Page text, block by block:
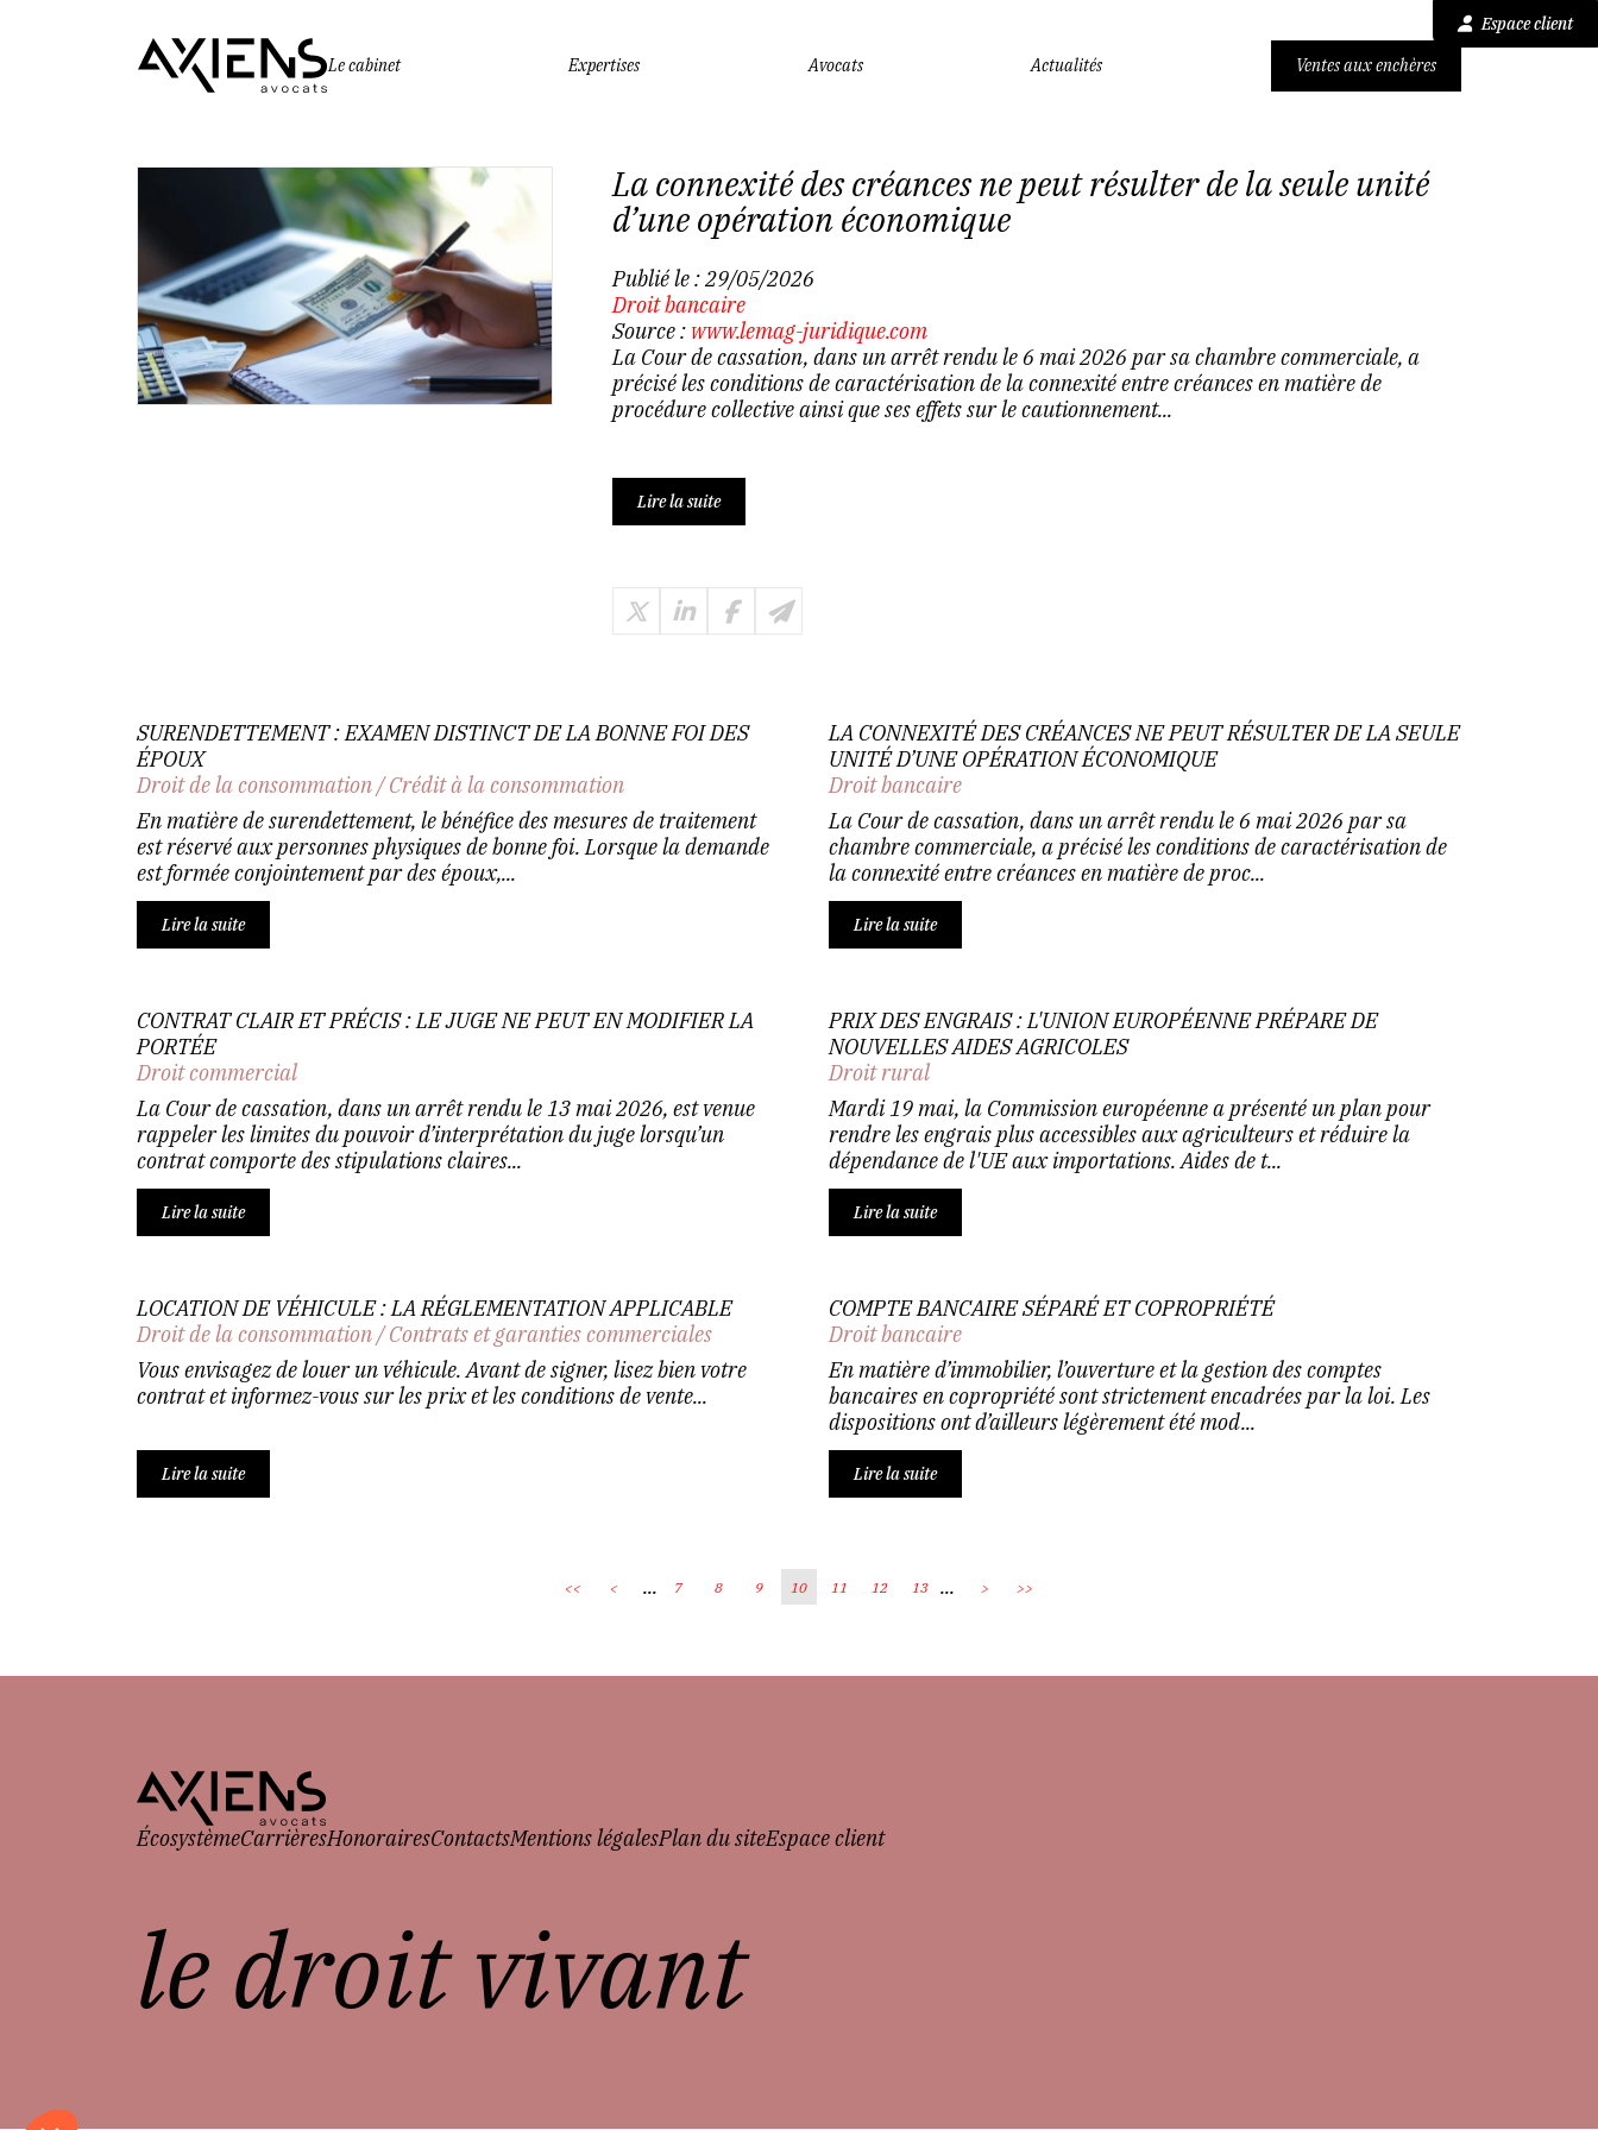
Espace client
Le cabinet
Expertises Avocats Actualités Ventes aux enchères
La connexité des créances ne peut résulter de la seule unité
d’une opération économique
Publié le :29/05/2026
Droit bancaire
Source : www.lemag-juridique.com
La Cour de cassation, dans un arrêt rendu le 6 mai 2026 par sa chambre commerciale, a
précisé les conditions de caractérisation de la connexité entre créances en matière de
procédure collective ainsi que ses effets sur le cautionnement...
Lire la suite
SURENDETTEMENT : EXAMEN DISTINCT DE LA BONNE FOI DES
ÉPOUX
Droit de la consommation/Crédit à la consommation
En matière de surendettement, le bénéfice des mesures de traitement
est réservé aux personnes physiques de bonne foi. Lorsque la demande
est formée conjointement par des époux,...
Lire la suite
LA CONNEXITÉ DES CRÉANCES NE PEUT RÉSULTER DE LA SEULE
UNITÉ D’UNE OPÉRATION ÉCONOMIQUE
Droit bancaire
La Cour de cassation, dans un arrêt rendu le 6 mai 2026 par sa
chambre commerciale, a précisé les conditions de caractérisation de
la connexité entre créances en matière de proc...
Lire la suite
CONTRAT CLAIR ET PRÉCIS : LE JUGE NE PEUT EN MODIFIER LA
PORTÉE
Droit commercial
La Cour de cassation, dans un arrêt rendu le 13 mai 2026, est venue
rappeler les limites du pouvoir d’interprétation du juge lorsqu’un
contrat comporte des stipulations claires...
Lire la suite
PRIX DES ENGRAIS : L'UNION EUROPÉENNE PRÉPARE DE
NOUVELLES AIDES AGRICOLES
Droit rural
Mardi 19 mai, la Commission européenne a présenté un plan pour
rendre les engrais plus accessibles aux agriculteurs et réduire la
dépendance de l'UE aux importations. Aides de t...
Lire la suite
LOCATION DE VÉHICULE : LA RÉGLEMENTATION APPLICABLE
Droit de la consommation/Contrats et garanties commerciales
Vous envisagez de louer un véhicule. Avant de signer, lisez bien votre
contrat et informez-vous sur les prix et les conditions de vente...
Lire la suite
COMPTE BANCAIRE SÉPARÉ ET COPROPRIÉTÉ
Droit bancaire
En matière d’immobilier, l’ouverture et la gestion des comptes
bancaires en copropriété sont strictement encadrées par la loi. Les
dispositions ont d’ailleurs légèrement été mod...
Lire la suite
<< < ... 7 8 9 10 11 12 13 ... > >>
ÉcosystèmeCarrièresHonorairesContactsMentions légalesPlan du siteEspace client
le droit vivant